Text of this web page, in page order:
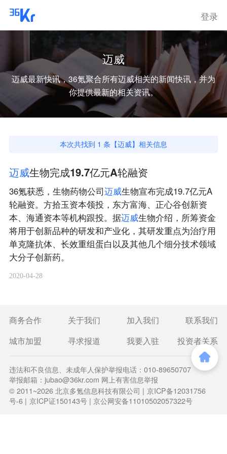
登录
迈威
迈威最新快讯，36氪聚合所有迈威相关的新闻快讯，并为
你提供最新的相关资讯。
本次共找到 1 条【迈威】相关信息
迈威生物完成19.7亿元A轮融资
36氪获悉，生物药物公司迈威生物宣布完成19.7亿元A
轮融资。方拾玉资本领投，东方富海、正心谷创新资
本、海通资本等机构跟投。据迈威生物介绍，所筹资金
将用于创新品种的研发和产业化，其研发重点为治疗用
单克隆抗体、长效重组蛋白以及其他几个细分技术领域
大分子创新药。
2020-04-28
商务合作 关于我们 加入我们
联系我们
城市加盟
寻求报道 我要入驻 投资者关系
违法和不良信息、未成年人保护举报电话：010-89650707
举报邮箱：jubao@36kr.com 网上有害信息举报
© 2011~2026北京多氪信息科技有限公司 | 京ICP备12031756
号-6 | 京ICP证150143号 | 京公网安备11010502057322号